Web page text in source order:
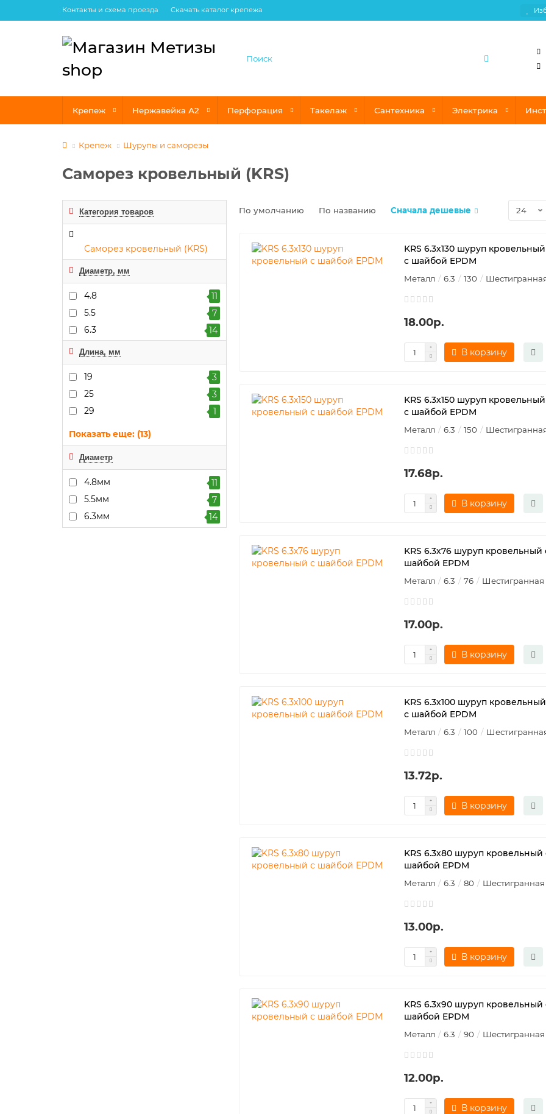
Контакты и схема проезда Скачать каталог крепежа
Крепеж Нержавейка А2 Перфорация Такелаж Сантехника Электрика
Крепеж Шурупы и саморезы
Саморез кровельный (KRS)
Категория товаров
Саморез кровельный (KRS)
Диаметр, мм
4.8
11
5.5
7
6.3
14
Длина, мм
19
3
25
3
29
1
Показать еще: (13)
Диаметр
4.8мм
11
5.5мм
7
6.3мм
14
По умолчанию По названию Сначала дешевые
KRS 6.3х130 шуруп кровельный
с шайбой EPDM
Металл 6.3 130
18.00р.
В корзину
KRS 6.3х150 шуруп кровельный
с шайбой EPDM
Металл 6.3 150
17.68р.
В корзину
KRS 6.3х76 шуруп кровельный
шайбой EPDM
Металл 6.3 76 Шестигранная
17.00р.
В корзину
KRS 6.3х100 шуруп кровельный
с шайбой EPDM
Металл 6.3 100
13.72р.
В корзину
KRS 6.3х80 шуруп кровельный
шайбой EPDM
Металл 6.3 80 Шестигранная
13.00р.
В корзину
KRS 6.3х90 шуруп кровельный
шайбой EPDM
Металл 6.3 90 Шестигранная
12.00р.
В корзину